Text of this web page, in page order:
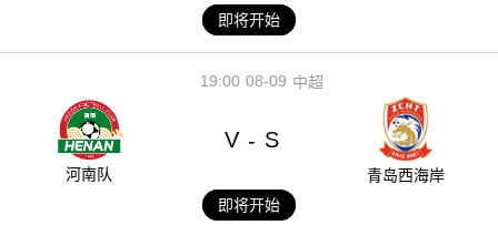
即将开始
08-09
19:00 中超
河南队
V - S
青岛西海岸
即将开始